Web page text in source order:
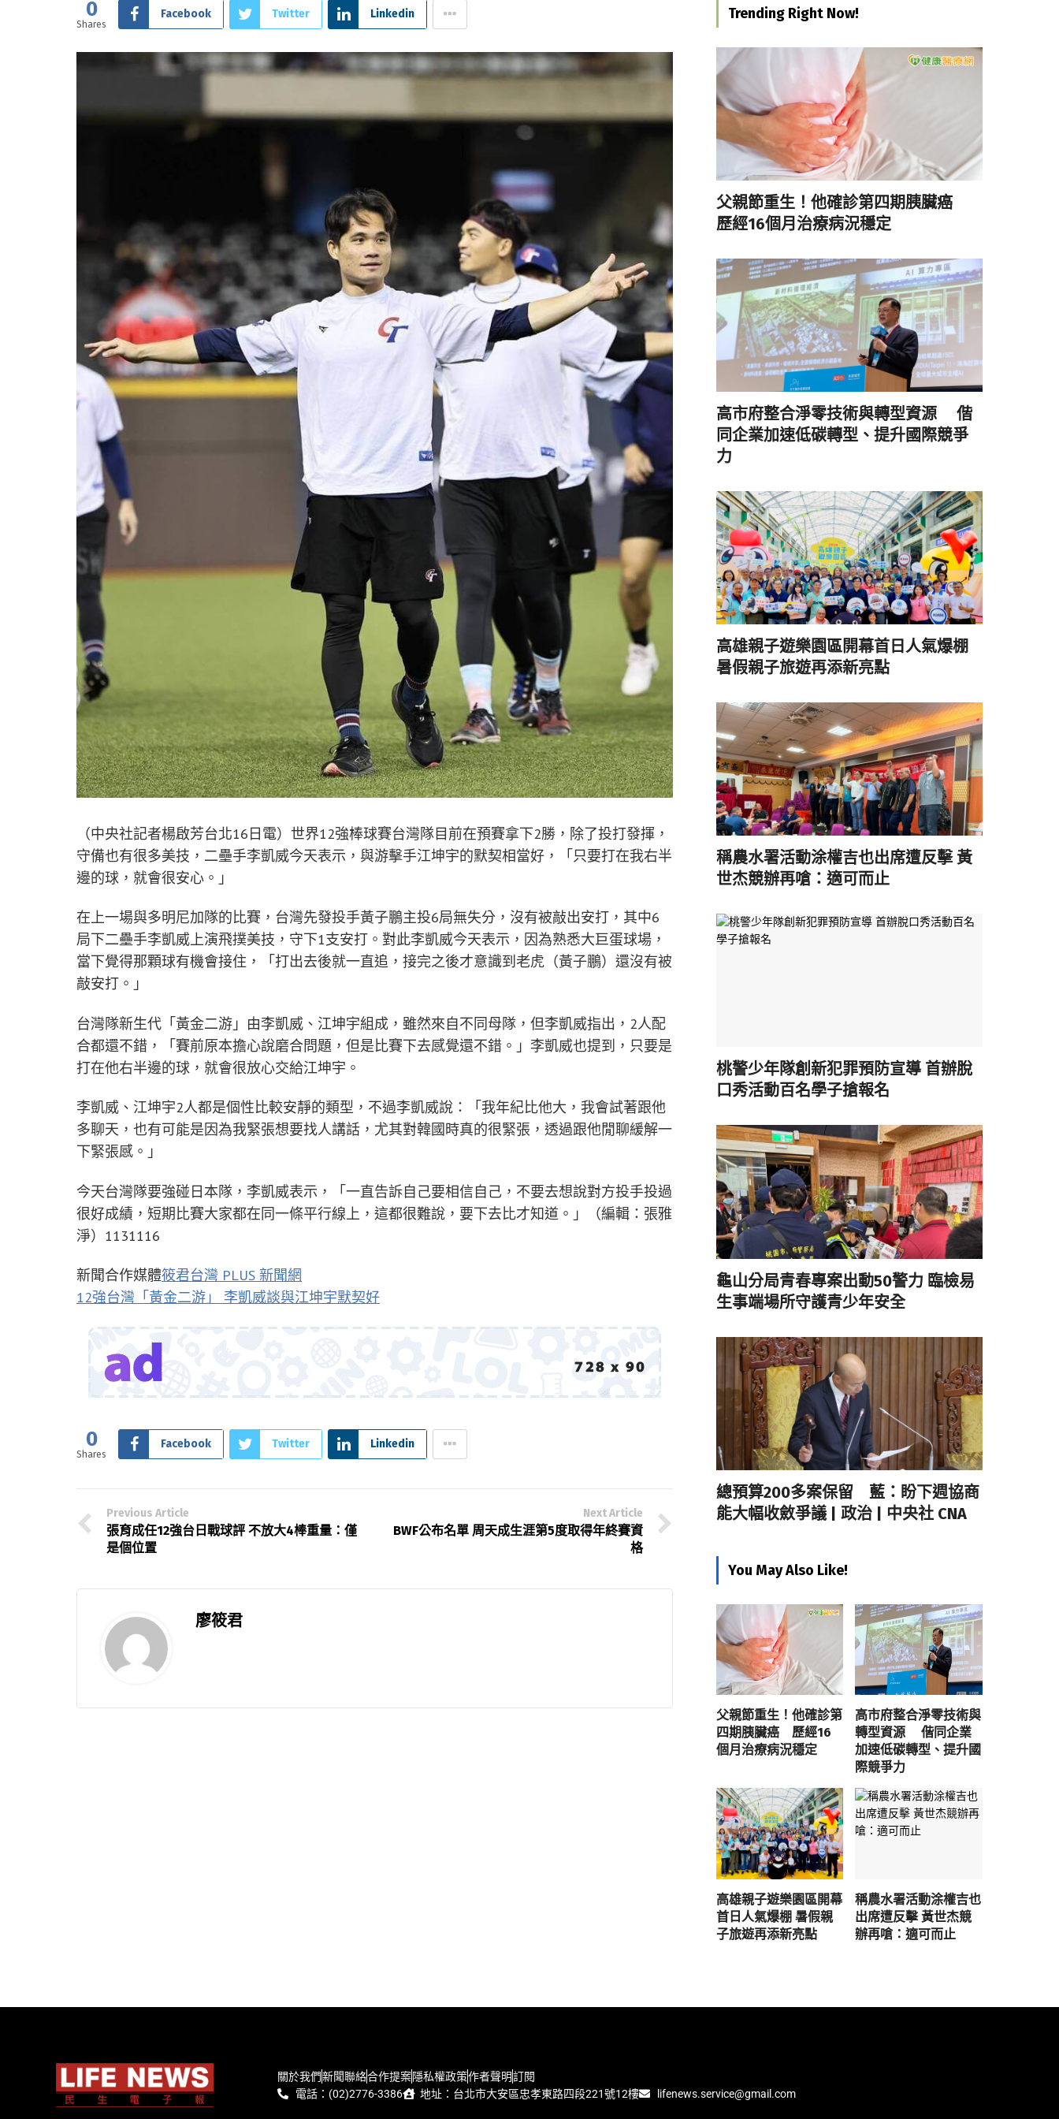
0
Shares
Facebook Twitter Linkedin
（中央社記者楊啟芳台北16日電）世界12強棒球賽台灣隊目前在預賽拿下2勝，除了投打發揮，
守備也有很多美技，二壘手李凱威今天表示，與游擊手江坤宇的默契相當好，「只要打在我右半
邊的球，就會很安心。」
在上一場與多明尼加隊的比賽，台灣先發投手黃子鵬主投6局無失分，沒有被敲出安打，其中6
局下二壘手李凱威上演飛撲美技，守下1支安打。對此李凱威今天表示，因為熟悉大巨蛋球場，
當下覺得那顆球有機會接住，「打出去後就一直追，接完之後才意識到老虎（黃子鵬）還沒有被
敲安打。」
台灣隊新生代「黃金二游」由李凱威、江坤宇組成，雖然來自不同母隊，但李凱威指出，2人配
合都還不錯，「賽前原本擔心說磨合問題，但是比賽下去感覺還不錯。」李凱威也提到，只要是
打在他右半邊的球，就會很放心交給江坤宇。
李凱威、江坤宇2人都是個性比較安靜的類型，不過李凱威說：「我年紀比他大，我會試著跟他
多聊天，也有可能是因為我緊張想要找人講話，尤其對韓國時真的很緊張，透過跟他閒聊緩解一
下緊張感。」
今天台灣隊要強碰日本隊，李凱威表示，「一直告訴自己要相信自己，不要去想說對方投手投過
很好成績，短期比賽大家都在同一條平行線上，這都很難說，要下去比才知道。」（編輯：張雅
淨）1131116
新聞合作媒體筱君台灣 PLUS 新聞網
12強台灣「黃金二游」 李凱威談與江坤宇默契好
0
Shares
Facebook Twitter Linkedin
Previous Article
張育成任12強台日戰球評 不放大4棒重量：僅
是個位置
Next Article
BWF公布名單 周天成生涯第5度取得年終賽資
格
廖筱君
Trending Right Now!
父親節重生！他確診第四期胰臟癌
歷經16個月治療病況穩定
高市府整合淨零技術與轉型資源 偕
同企業加速低碳轉型、提升國際競爭
力
高雄親子遊樂園區開幕首日人氣爆棚
暑假親子旅遊再添新亮點
稱農水署活動涂權吉也出席遭反擊 黃
世杰競辦再嗆：適可而止
桃警少年隊創新犯罪預防宣導 首辦脫
口秀活動百名學子搶報名
龜山分局青春專案出動50警力 臨檢易
生事端場所守護青少年安全
總預算200多案保留 藍：盼下週協商
能大幅收斂爭議 | 政治 | 中央社 CNA
You May Also Like!
父親節重生！他確診第
四期胰臟癌 歷經16
個月治療病況穩定
高市府整合淨零技術與
轉型資源 偕同企業
加速低碳轉型、提升國
際競爭力
高雄親子遊樂園區開幕
首日人氣爆棚 暑假親
子旅遊再添新亮點
稱農水署活動涂權吉也
出席遭反擊 黃世杰競
辦再嗆：適可而止
關於我們新聞聯絡合作提案隱私權政策作者聲明訂閱
電話：(02)2776-3386
地址：台北市大安區忠孝東路四段221號12樓 lifenews.service@gmail.com